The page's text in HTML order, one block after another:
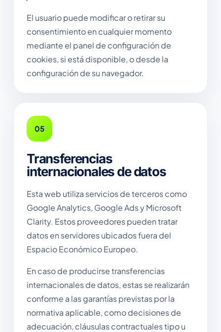
El usuario puede modificar o retirar su
consentimiento en cualquier momento
mediante el panel de configuración de
cookies, si está disponible, o desde la
configuración de su navegador.
05
Transferencias
internacionales de datos
Esta web utiliza servicios de terceros como
Google Analytics, Google Ads y Microsoft
Clarity. Estos proveedores pueden tratar
datos en servidores ubicados fuera del
Espacio Económico Europeo.
En caso de producirse transferencias
internacionales de datos, estas se realizarán
conforme a las garantías previstas por la
normativa aplicable, como decisiones de
adecuación, cláusulas contractuales tipo u